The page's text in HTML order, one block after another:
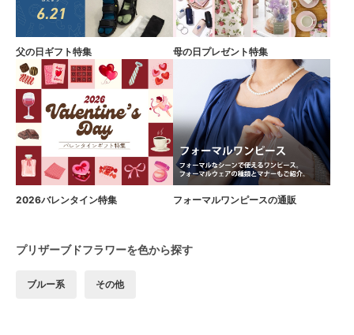
父の日ギフト特集 母の日プレゼント特集
2026バレンタイン特集 フォーマルワンピースの通販
プリザーブドフラワーを色から探す
ブルー系 その他